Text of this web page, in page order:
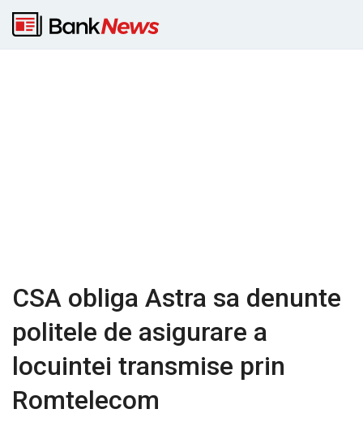
CSA obliga Astra sa denunte
politele de asigurare a
locuintei transmise prin
Romtelecom